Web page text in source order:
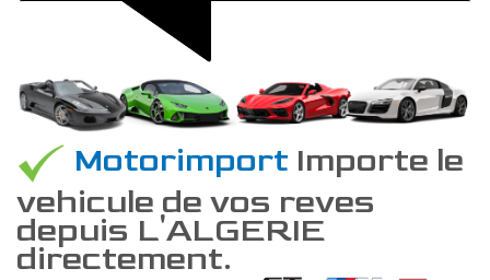
Motorimport Importe le
vehicule de vos reves
depuis L'ALGERIE
directement.